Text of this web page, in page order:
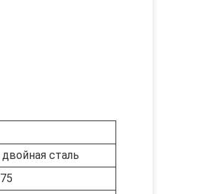
сталь